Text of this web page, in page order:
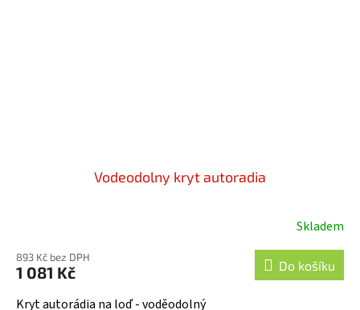
Vodeodolny kryt autoradia
Skladem
893 Kč bez DPH
1 081 Kč Do košíku
Kryt autorádia na loď - voděodolný